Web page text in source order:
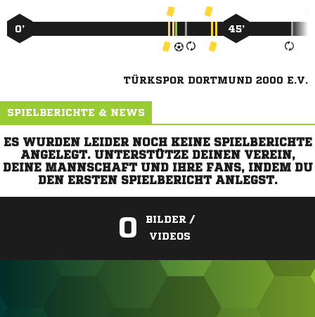
0’ 45’
TÜRKSPOR DORTMUND 2000 E.V.
SPIELBERICHTE & NEWS
ES WURDEN LEIDER NOCH KEINE SPIELBERICHTE
ANGELEGT. UNTERSTÜTZE DEINEN VEREIN,
DEINE MANNSCHAFT UND IHRE FANS, INDEM DU
DEN ERSTEN SPIELBERICHT ANLEGST.
0
BILDER /
VIDEOS